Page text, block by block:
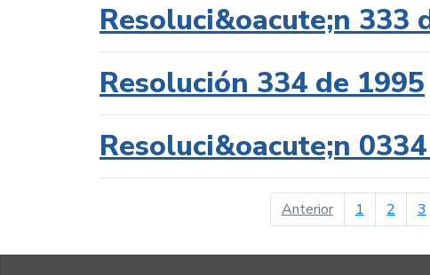
Resoluci&oacute;n 333
Resolución 334 de 1995
Resoluci&oacute;n
Anteriorpágina anterior
1 2 3